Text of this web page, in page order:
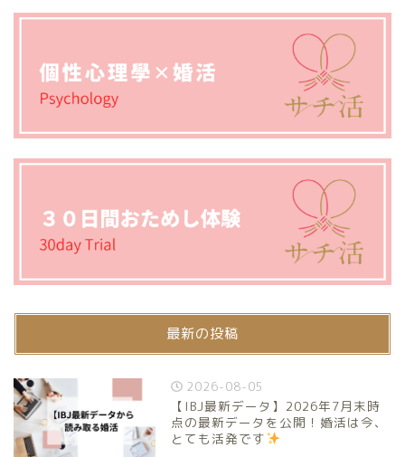
最新の投稿
2026-08-05
【IBJ最新データ】2026年7月末時
点の最新データを公開！婚活は今、
とても活発です